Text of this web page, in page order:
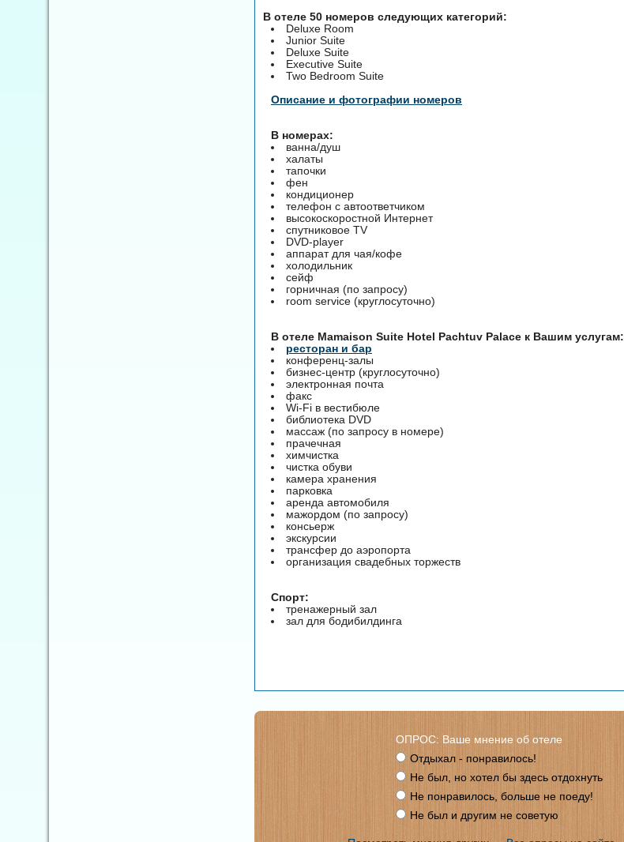
В отеле 50 номеров следующих категорий:
Deluxe Room
Junior Suite
Deluxe Suite
Executive Suite
Two Bedroom Suite
Описание и фотографии номеров
В номерах:
ванна/душ
халаты
тапочки
фен
кондиционер
телефон с автоответчиком
высокоскоростной Интернет
спутниковое TV
DVD-player
аппарат для чая/кофе
холодильник
сейф
горничная (по запросу)
room service (круглосуточно)
B отеле Mamaison Suite Hotel Pachtuv Palace к Вашим услугам:
ресторан и бар
конференц-залы
бизнес-центр (круглосуточно)
электронная почта
факс
Wi-Fi в вестибюле
библиотека DVD
массаж (по запросу в номере)
прачечная
химчистка
чистка обуви
камера хранения
парковка
аренда автомобиля
мажордом (по запросу)
консьерж
экскурсии
трансфер до аэропорта
организация свадебных торжеств
Спорт:
тренажерный зал
зал для бодибилдинга
ОПРОС: Ваше мнение об отеле
Отдыхал - понравилось!
Не был, но хотел бы здесь отдохнуть
Не понравилось, больше не поеду!
Не был и другим не советую